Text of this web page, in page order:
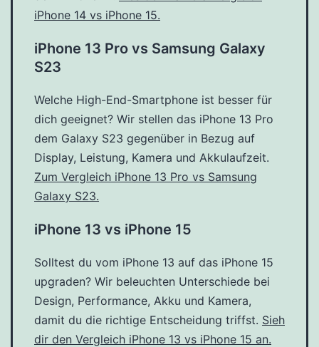
iPhone 14 vs iPhone 15.
iPhone 13 Pro vs Samsung Galaxy
S23
Welche High-End-Smartphone ist besser für
dich geeignet? Wir stellen das iPhone 13 Pro
dem Galaxy S23 gegenüber in Bezug auf
Display, Leistung, Kamera und Akkulaufzeit.
Zum Vergleich iPhone 13 Pro vs Samsung
Galaxy S23.
iPhone 13 vs iPhone 15
Solltest du vom iPhone 13 auf das iPhone 15
upgraden? Wir beleuchten Unterschiede bei
Design, Performance, Akku und Kamera,
damit du die richtige Entscheidung triffst. Sieh
dir den Vergleich iPhone 13 vs iPhone 15 an.